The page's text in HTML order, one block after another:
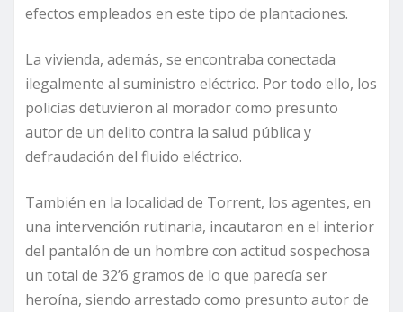
efectos empleados en este tipo de plantaciones.
La vivienda, además, se encontraba conectada
ilegalmente al suministro eléctrico. Por todo ello, los
policías detuvieron al morador como presunto
autor de un delito contra la salud pública y
defraudación del fluido eléctrico.
También en la localidad de Torrent, los agentes, en
una intervención rutinaria, incautaron en el interior
del pantalón de un hombre con actitud sospechosa
un total de 32’6 gramos de lo que parecía ser
heroína, siendo arrestado como presunto autor de